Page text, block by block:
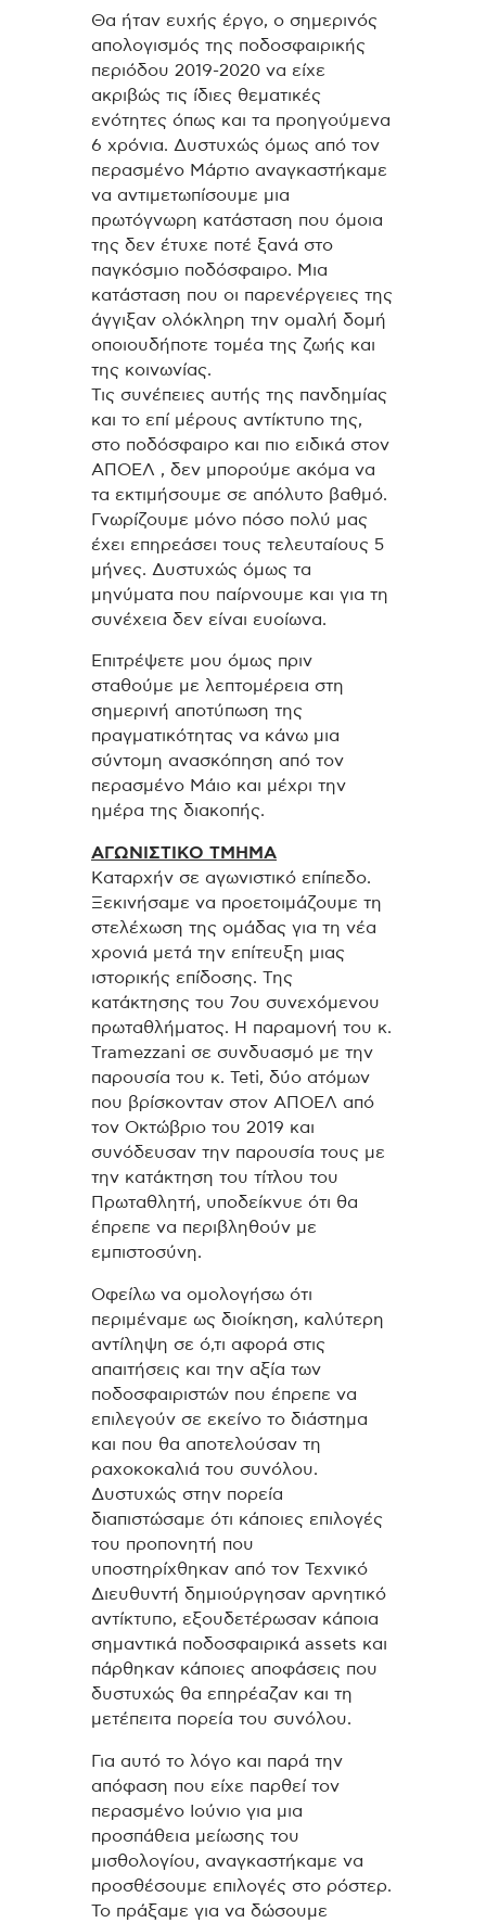
Θα ήταν ευχής έργο, ο σημερινός
απολογισμός της ποδοσφαιρικής
περιόδου 2019-2020 να είχε
ακριβώς τις ίδιες θεματικές
ενότητες όπως και τα προηγούμενα
6 χρόνια. Δυστυχώς όμως από τον
περασμένο Μάρτιο αναγκαστήκαμε
να αντιμετωπίσουμε μια
πρωτόγνωρη κατάσταση που όμοια
της δεν έτυχε ποτέ ξανά στο
παγκόσμιο ποδόσφαιρο. Μια
κατάσταση που οι παρενέργειες της
άγγιξαν ολόκληρη την ομαλή δομή
οποιουδήποτε τομέα της ζωής και
της κοινωνίας.
Τις συνέπειες αυτής της πανδημίας
και το επί μέρους αντίκτυπο της,
στο ποδόσφαιρο και πιο ειδικά στον
ΑΠΟΕΛ , δεν μπορούμε ακόμα να
τα εκτιμήσουμε σε απόλυτο βαθμό.
Γνωρίζουμε μόνο πόσο πολύ μας
έχει επηρεάσει τους τελευταίους 5
μήνες. Δυστυχώς όμως τα
μηνύματα που παίρνουμε και για τη
συνέχεια δεν είναι ευοίωνα.
Επιτρέψετε μου όμως πριν
σταθούμε με λεπτομέρεια στη
σημερινή αποτύπωση της
πραγματικότητας να κάνω μια
σύντομη ανασκόπηση από τον
περασμένο Μάιο και μέχρι την
ημέρα της διακοπής.
ΑΓΩΝΙΣΤΙΚΟ ΤΜΗΜΑ
Καταρχήν σε αγωνιστικό επίπεδο.
Ξεκινήσαμε να προετοιμάζουμε τη
στελέχωση της ομάδας για τη νέα
χρονιά μετά την επίτευξη μιας
ιστορικής επίδοσης. Της
κατάκτησης του 7ου συνεχόμενου
πρωταθλήματος. Η παραμονή του κ.
Tramezzani σε συνδυασμό με την
παρουσία του κ. Teti, δύο ατόμων
που βρίσκονταν στον ΑΠΟΕΛ από
τον Οκτώβριο του 2019 και
συνόδευσαν την παρουσία τους με
την κατάκτηση του τίτλου του
Πρωταθλητή, υποδείκνυε ότι θα
έπρεπε να περιβληθούν με
εμπιστοσύνη.
Οφείλω να ομολογήσω ότι
περιμέναμε ως διοίκηση, καλύτερη
αντίληψη σε ό,τι αφορά στις
απαιτήσεις και την αξία των
ποδοσφαιριστών που έπρεπε να
επιλεγούν σε εκείνο το διάστημα
και που θα αποτελούσαν τη
ραχοκοκαλιά του συνόλου.
Δυστυχώς στην πορεία
διαπιστώσαμε ότι κάποιες επιλογές
του προπονητή που
υποστηρίχθηκαν από τον Τεχνικό
Διευθυντή δημιούργησαν αρνητικό
αντίκτυπο, εξουδετέρωσαν κάποια
σημαντικά ποδοσφαιρικά assets και
πάρθηκαν κάποιες αποφάσεις που
δυστυχώς θα επηρέαζαν και τη
μετέπειτα πορεία του συνόλου.
Για αυτό το λόγο και παρά την
απόφαση που είχε παρθεί τον
περασμένο Ιούνιο για μια
προσπάθεια μείωσης του
μισθολογίου, αναγκαστήκαμε να
προσθέσουμε επιλογές στο ρόστερ.
Το πράξαμε για να δώσουμε